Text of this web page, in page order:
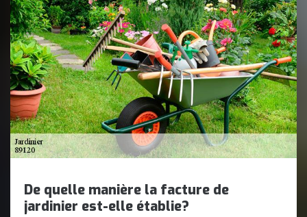
De quelle manière la facture de
jardinier est-elle établie?